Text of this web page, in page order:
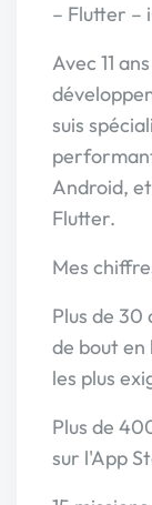
– Flutter –
Avec 11
suis
Android,
Flutter.
Mes
Plus de 30
de bout en
les plus
Plus de
sur l'App